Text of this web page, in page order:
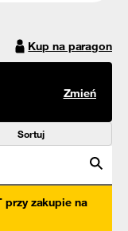
Kup na paragon
Zmień
Sortuj
przy zakupie na